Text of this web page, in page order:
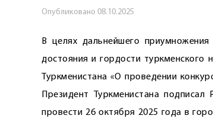
Опубликовано 08.10.2025
В целях дальнейшего
достояния и гордос­ти
Туркменистана «О проведении
Президент Туркменистана
провести 26 октября 2025 года в